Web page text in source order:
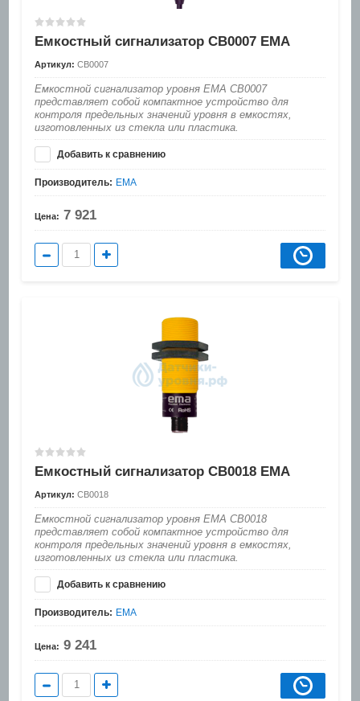
Емкостный сигнализатор CB0007 EMA
Артикул: CB0007
Емкостной сигнализатор уровня EMA CB0007
представляет собой компактное устройство для
контроля предельных значений уровня в емкостях,
изготовленных из стекла или пластика.
Добавить к сравнению
Производитель: EMA
Цена: 7 921
Емкостный сигнализатор CB0018 EMA
Артикул: CB0018
Емкостной сигнализатор уровня EMA CB0018
представляет собой компактное устройство для
контроля предельных значений уровня в емкостях,
изготовленных из стекла или пластика.
Добавить к сравнению
Производитель: EMA
Цена: 9 241